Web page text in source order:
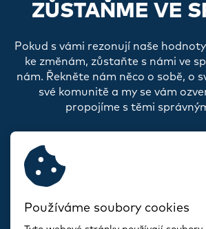
ZŮSTAŇME VE
Pokud s vámi rezonují naše
ke změnám, zůstaňte s námi ve
nám. Řekněte nám něco o sobě, o
své komunitě a my se vám
propojíme s těmi
Používáme soubory cookies